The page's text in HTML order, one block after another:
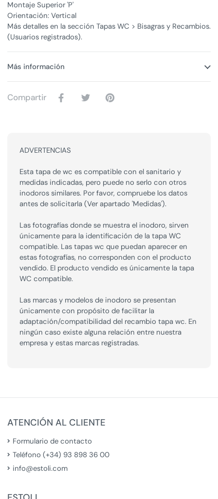
Montaje Superior 'P'
Orientación: Vertical
Más detalles en la sección Tapas WC > Bisagras y Recambios.
(Usuarios registrados).
Más información
Compartir
ADVERTENCIAS
Esta tapa de wc es compatible con el sanitario y
medidas indicadas, pero puede no serlo con otros
inodoros similares. Por favor, compruebe los datos
antes de solicitarla (Ver apartado 'Medidas').
Las fotografías donde se muestra el inodoro, sirven
únicamente para la identificación de la tapa WC
compatible. Las tapas wc que puedan aparecer en
estas fotografías, no corresponden con el producto
vendido. El producto vendido es únicamente la tapa
WC compatible.
Las marcas y modelos de inodoro se presentan
únicamente con propósito de facilitar la
adaptación/compatibilidad del recambio tapa wc. En
ningún caso existe alguna relación entre nuestra
empresa y estas marcas registradas.
ATENCIÓN AL CLIENTE
Formulario de contacto
Teléfono (+34) 93 898 36 00
info@estoli.com